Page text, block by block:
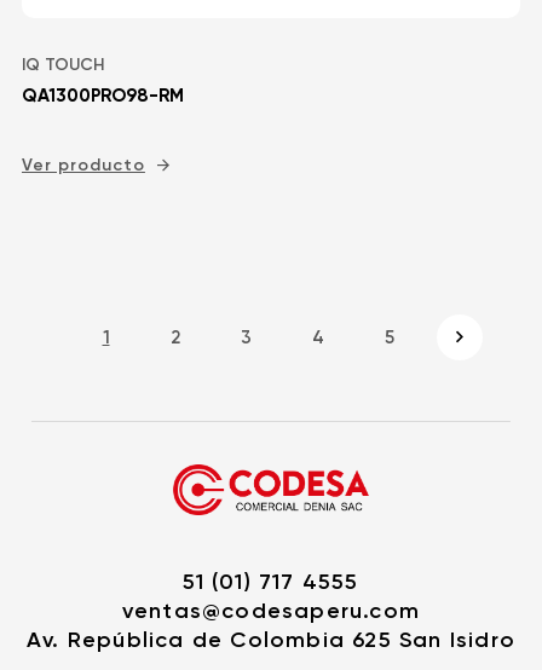
IQ TOUCH
QA1300PRO98-RM
Ver producto
1 2 3 4 5
51 (01) 717 4555
ventas@codesaperu.com
Av. República de Colombia 625 San Isidro